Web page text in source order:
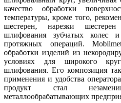
качество обработки
температуры, кроме того,
шестерен, нарезки
шлифования зубчатых колес
протяжных операций.
обработки изделий из
условиях для широкого
шлифования. Его композиция
применения и удобства
продукт стал
металлообрабатывающих